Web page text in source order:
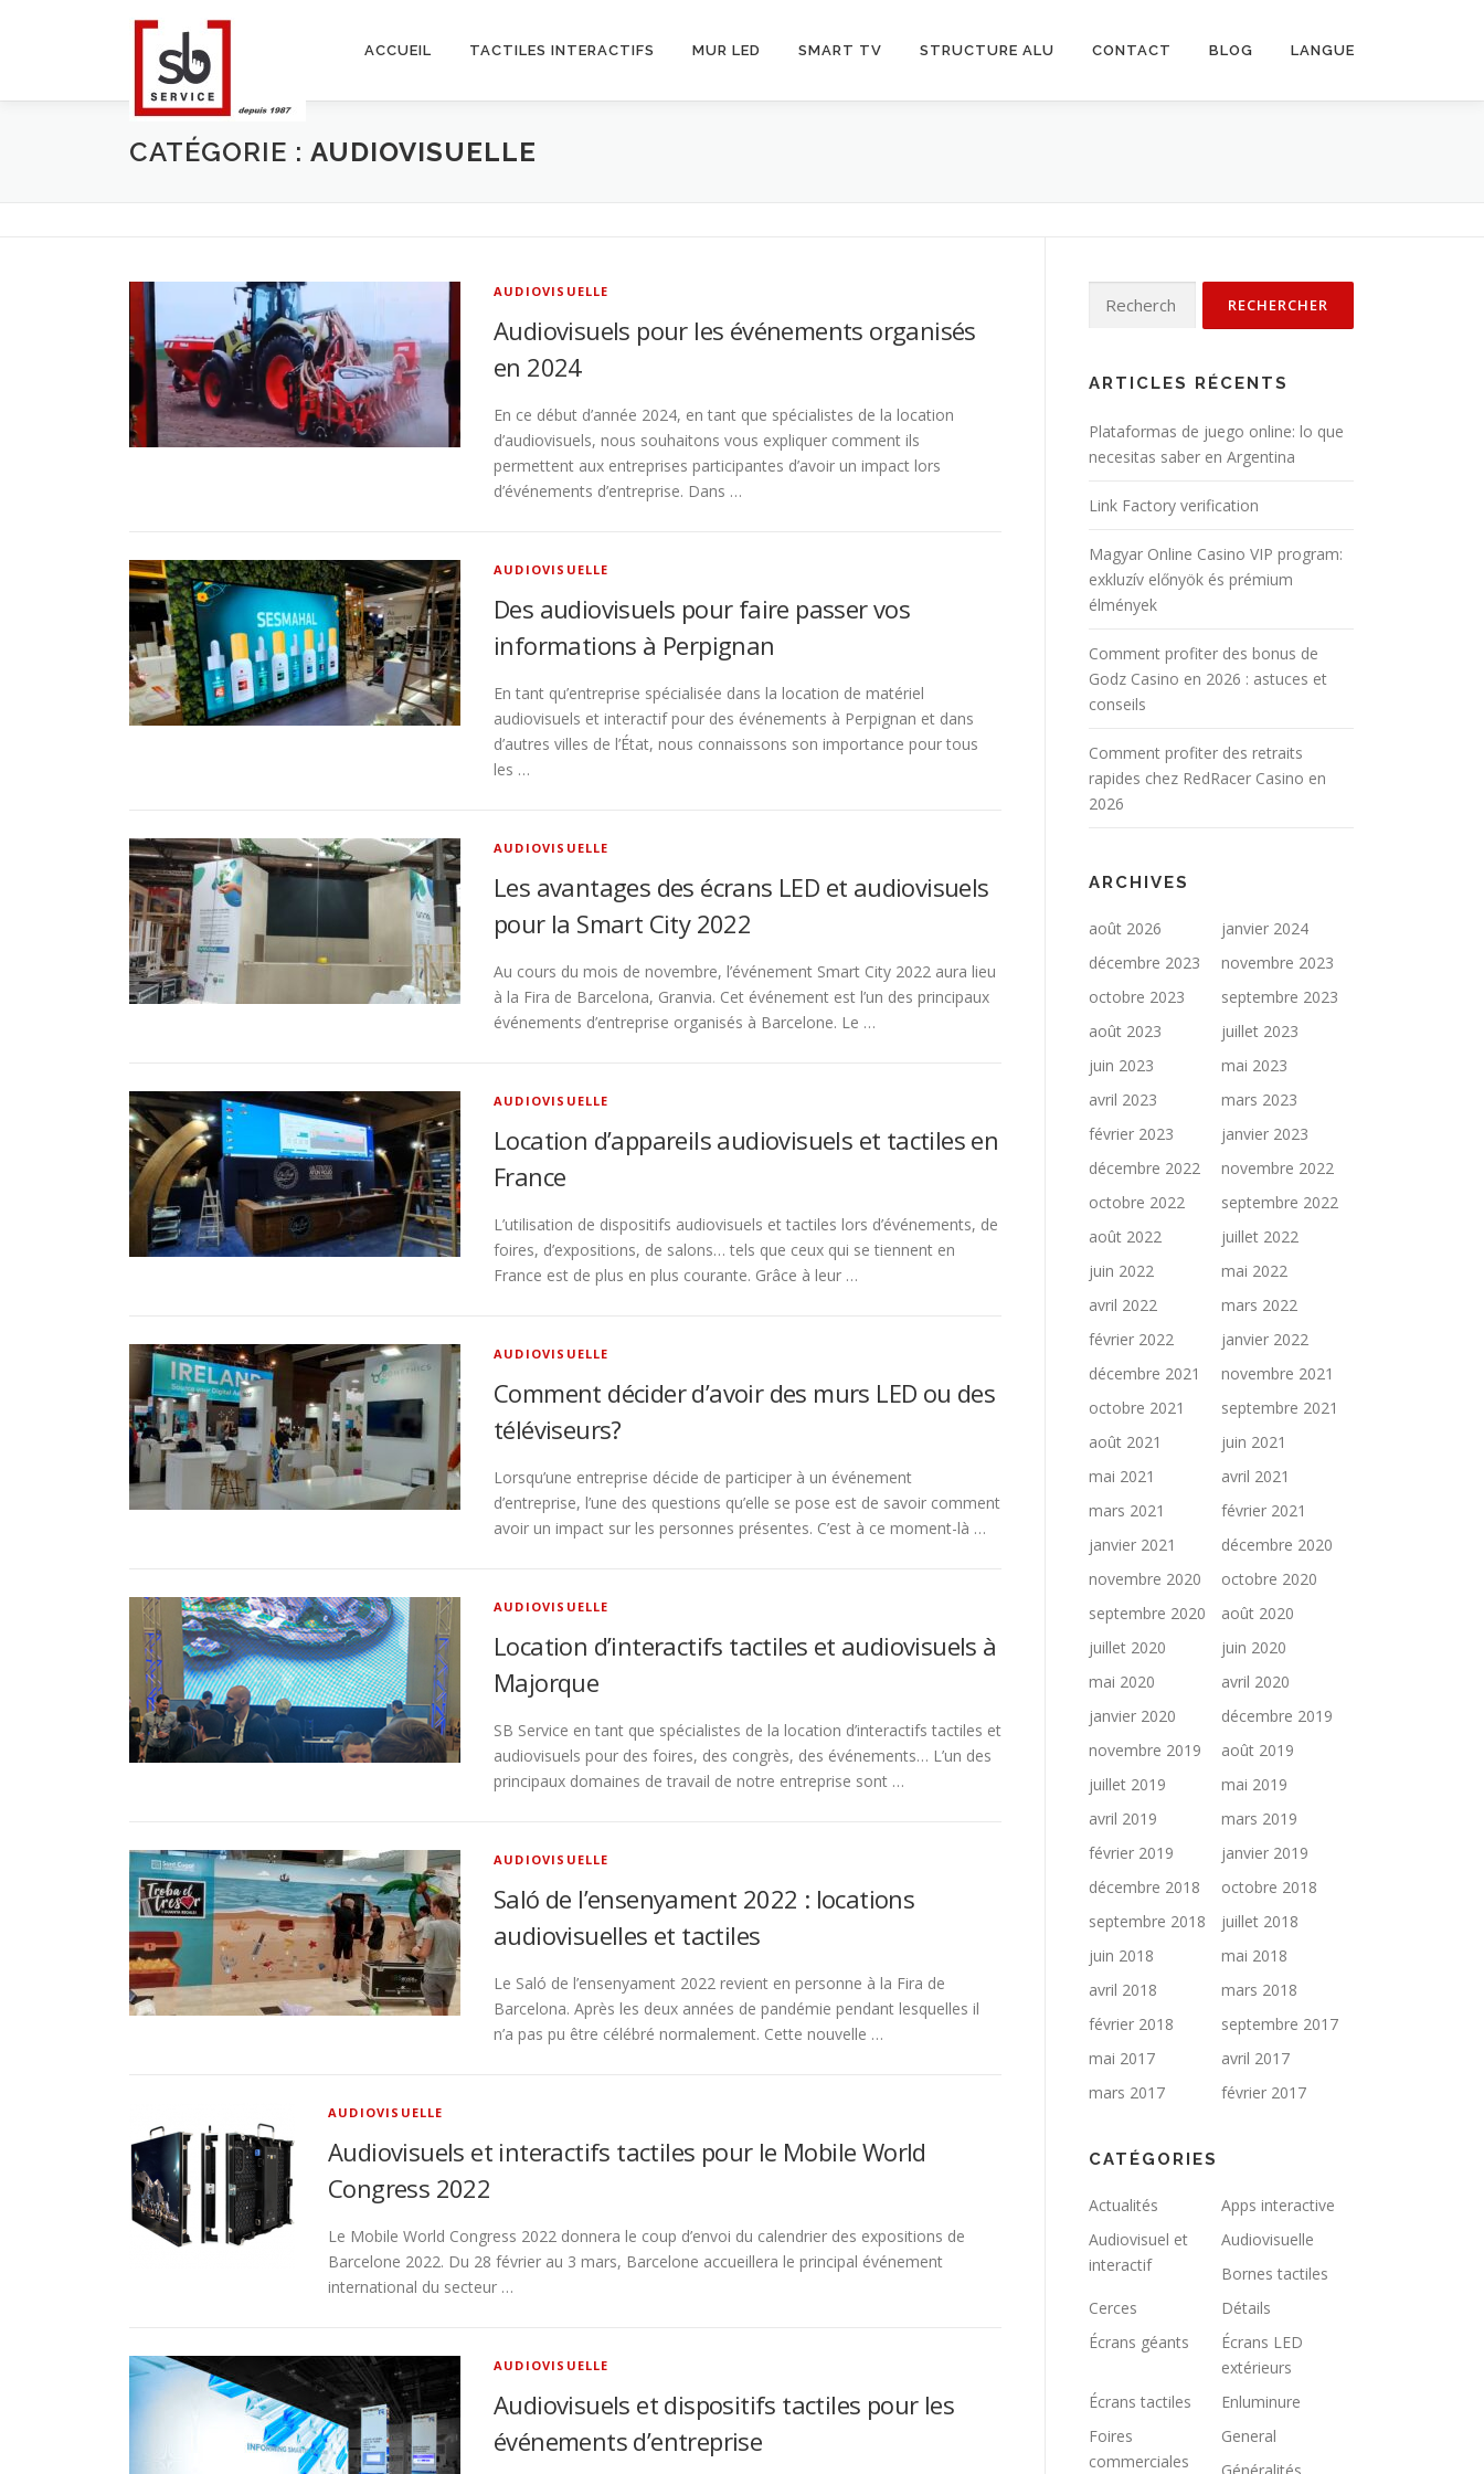
ACCUEIL TACTILES INTERACTIFS MUR LED SMART TV STRUCTURE ALU CONTACT BLOG LANGUE
CATÉGORIE : AUDIOVISUELLE
AUDIOVISUELLE
Audiovisuels pour les événements organisés
en 2024
En ce début d’année 2024, en tant que spécialistes de la location
d’audiovisuels, nous souhaitons vous expliquer comment ils
permettent aux entreprises participantes d’avoir un impact lors
d’événements d’entreprise. Dans …
AUDIOVISUELLE
Des audiovisuels pour faire passer vos
informations à Perpignan
En tant qu’entreprise spécialisée dans la location de matériel
audiovisuels et interactif pour des événements à Perpignan et dans
d’autres villes de l’État, nous connaissons son importance pour tous
les …
AUDIOVISUELLE
Les avantages des écrans LED et audiovisuels
pour la Smart City 2022
Au cours du mois de novembre, l’événement Smart City 2022 aura lieu
à la Fira de Barcelona, Granvia. Cet événement est l’un des principaux
événements d’entreprise organisés à Barcelone. Le …
AUDIOVISUELLE
Location d’appareils audiovisuels et tactiles en
France
L’utilisation de dispositifs audiovisuels et tactiles lors d’événements, de
foires, d’expositions, de salons… tels que ceux qui se tiennent en
France est de plus en plus courante. Grâce à leur …
AUDIOVISUELLE
Comment décider d’avoir des murs LED ou des
téléviseurs?
Lorsqu’une entreprise décide de participer à un événement
d’entreprise, l’une des questions qu’elle se pose est de savoir comment
avoir un impact sur les personnes présentes. C’est à ce moment-là …
AUDIOVISUELLE
Location d’interactifs tactiles et audiovisuels à
Majorque
SB Service en tant que spécialistes de la location d’interactifs tactiles et
audiovisuels pour des foires, des congrès, des événements… L’un des
principaux domaines de travail de notre entreprise sont …
AUDIOVISUELLE
Saló de l’ensenyament 2022 : locations
audiovisuelles et tactiles
Le Saló de l’ensenyament 2022 revient en personne à la Fira de
Barcelona. Après les deux années de pandémie pendant lesquelles il
n’a pas pu être célébré normalement. Cette nouvelle …
AUDIOVISUELLE
Audiovisuels et interactifs tactiles pour le Mobile World
Congress 2022
Le Mobile World Congress 2022 donnera le coup d’envoi du calendrier des expositions de
Barcelone 2022. Du 28 février au 3 mars, Barcelone accueillera le principal événement
international du secteur …
AUDIOVISUELLE
Audiovisuels et dispositifs tactiles pour les
événements d’entreprise
ARTICLES RÉCENTS
Plataformas de juego online: lo que
necesitas saber en Argentina
Link Factory verification
Magyar Online Casino VIP program:
exkluzív előnyök és prémium
élmények
Comment profiter des bonus de
Godz Casino en 2026 : astuces et
conseils
Comment profiter des retraits
rapides chez RedRacer Casino en
2026
ARCHIVES
août 2026
janvier 2024
décembre 2023
novembre 2023
octobre 2023
septembre 2023
août 2023
juillet 2023
juin 2023
mai 2023
avril 2023
mars 2023
février 2023
janvier 2023
décembre 2022
novembre 2022
octobre 2022
septembre 2022
août 2022
juillet 2022
juin 2022
mai 2022
avril 2022
mars 2022
février 2022
janvier 2022
décembre 2021
novembre 2021
octobre 2021
septembre 2021
août 2021
juin 2021
mai 2021
avril 2021
mars 2021
février 2021
janvier 2021
décembre 2020
novembre 2020
octobre 2020
septembre 2020
août 2020
juillet 2020
juin 2020
mai 2020
avril 2020
janvier 2020
décembre 2019
novembre 2019
août 2019
juillet 2019
mai 2019
avril 2019
mars 2019
février 2019
janvier 2019
décembre 2018
octobre 2018
septembre 2018
juillet 2018
juin 2018
mai 2018
avril 2018
mars 2018
février 2018
septembre 2017
mai 2017
avril 2017
mars 2017
février 2017
CATÉGORIES
Actualités
Apps interactive
Audiovisuel et
interactif
Audiovisuelle
Bornes tactiles
Cerces
Détails
Écrans géants
Écrans LED
extérieurs
Écrans tactiles
Enluminure
Foires
commerciales
General